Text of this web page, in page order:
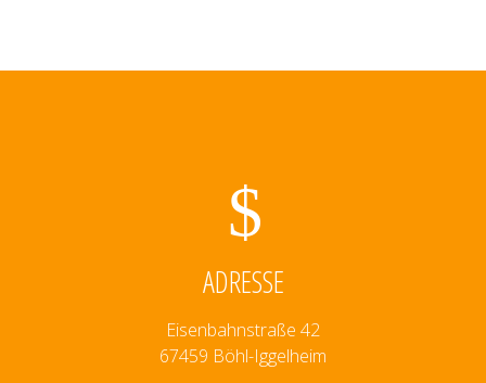
ADRESSE
Eisenbahnstraße 42
67459 Böhl-Iggelheim